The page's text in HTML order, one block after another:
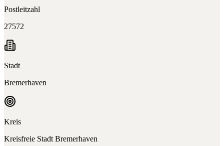
Postleitzahl
27572
Stadt
Bremerhaven
Kreis
Kreisfreie Stadt Bremerhaven